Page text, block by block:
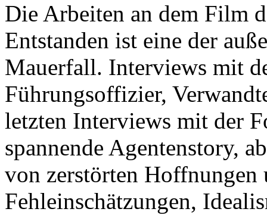
Die Arbeiten an dem Film
Entstanden ist eine der
Mauerfall. Interviews mit
Führungsoffizier,
letzten Interviews mit der
spannende Agentenstory,
von zerstörten Hoffnungen
Fehleinschätzungen,